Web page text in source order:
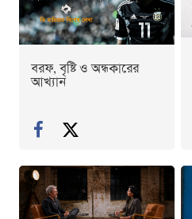
বরফ, বৃষ্টি ও অন্ধকারের
আখ্যান